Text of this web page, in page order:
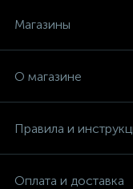
Магазины
О магазине
Правила и
Оплата и доставка